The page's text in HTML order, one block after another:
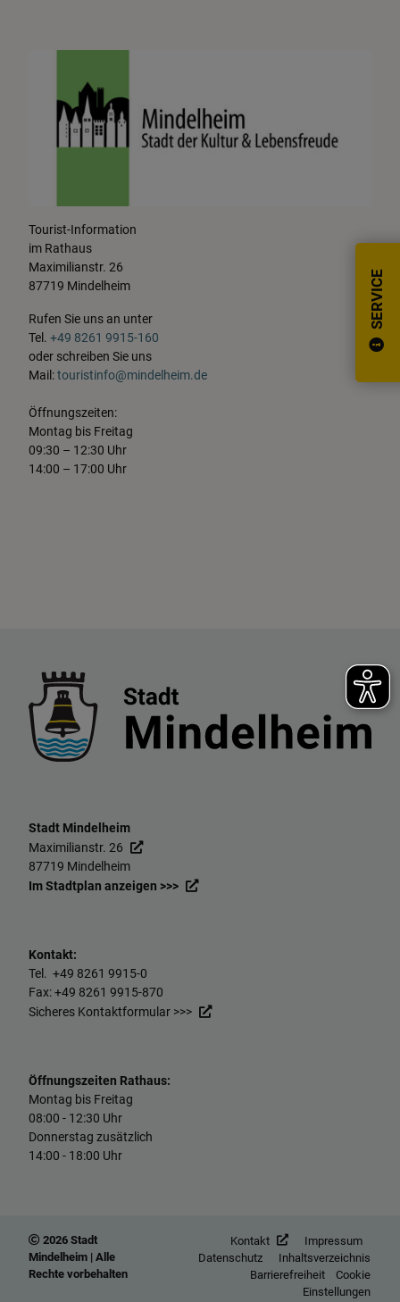
SERVICE
Tourist-Information
im Rathaus
Maximilianstr. 26
87719 Mindelheim
Rufen Sie uns an unter
Tel. +49 8261 9915-160
oder schreiben Sie uns
Mail:touristinfo@mindelheim.de
Öffnungszeiten:
Montag bis Freitag
09:30 – 12:30 Uhr
14:00 – 17:00 Uhr
Stadt Mindelheim
Maximilianstr. 26
87719 Mindelheim
Im Stadtplan anzeigen >>>
Kontakt:
Tel. +49 8261 9915-0
Fax: +49 8261 9915-870
Sicheres Kontaktformular >>>
Öffnungszeiten Rathaus:
Montag bis Freitag
08:00 - 12:30 Uhr
Donnerstag zusätzlich
14:00 - 18:00 Uhr
2026 Stadt
Mindelheim | Alle
Rechte vorbehalten
Kontakt
Impressum
Datenschutz
Inhaltsverzeichnis
Barrierefreiheit
Cookie
Einstellungen